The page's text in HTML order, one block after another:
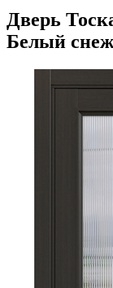
Дверь
Белый